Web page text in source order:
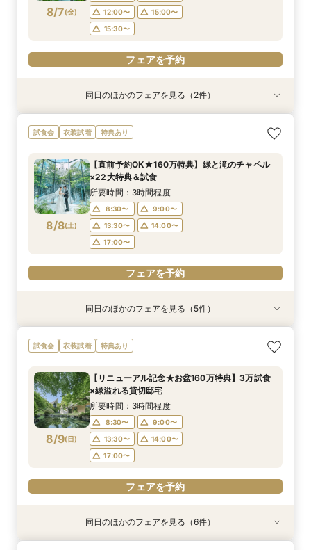
8/7(金)
12:00〜
15:00〜
15:30〜
フェアを予約
衣装試着 特典あり
8/7(金)
【少人数プラン相談会】専用の貸切別邸OPEN&
贅沢無料試食
11:00〜
11:30〜
12:00〜
15:00〜
15:30〜
フェアを予約
特典あり
8/7(金)
マイナビ限定★当館人気NO,1◆豪華国産「しあ
わせ絆牛」絶品試食付◆
11:00〜
11:30〜
12:00〜
15:00〜
15:30〜
フェアを予約
同日のほかのフェアを見る（2件）
試食会 衣装試着 特典あり
8/8(土)
【直前予約OK★160万特典】緑と滝のチャペル
×22大特典＆試食
所要時間：3時間程度
8:30〜
9:00〜
13:30〜
14:00〜
17:00〜
フェアを予約
特典あり
8/8(土)
【初めての式場見学の方も安心】豪華試食付きウ
エディング相談会
8:30〜
8:45〜
9:00〜
13:30〜
14:00〜
フェアを予約
衣装試着 特典あり
8/8(土)
《新チャペルOPEN記念◆8大特典≫木目×ナ
チュラルチャペル体験
8:30〜
8:45〜
9:00〜
13:30〜
14:00〜
フェアを予約
特典あり
8/8(土)
【神前挙式をご検討の方へ】神殿「凛」見学＆和
フレンチ無料試食
8:30〜
8:45〜
9:00〜
13:30〜
14:00〜
フェアを予約
衣装試着 特典あり
8/8(土)
マイナビ限定【料理重視派必見】和牛フィレ肉×
懐石フレンチコース美食会
8:30〜
8:45〜
9:00〜
13:30〜
14:00〜
フェアを予約
衣装試着 特典あり
8/8(土)
【少人数プラン相談会】専用の貸切別邸OPEN&
贅沢無料試食
8:30〜
8:45〜
9:00〜
13:30〜
14:00〜
フェアを予約
同日のほかのフェアを見る（5件）
試食会 衣装試着 特典あり
8/9(日)
【リニューアル記念★お盆160万特典】3万試食
×緑溢れる貸切邸宅
所要時間：3時間程度
8:30〜
9:00〜
13:30〜
14:00〜
17:00〜
フェアを予約
特典あり
衣装試着 特典あり
衣装試着 特典あり
特典あり
衣装試着 特典あり
衣装試着 特典あり
同日のほかのフェアを見る（6件）